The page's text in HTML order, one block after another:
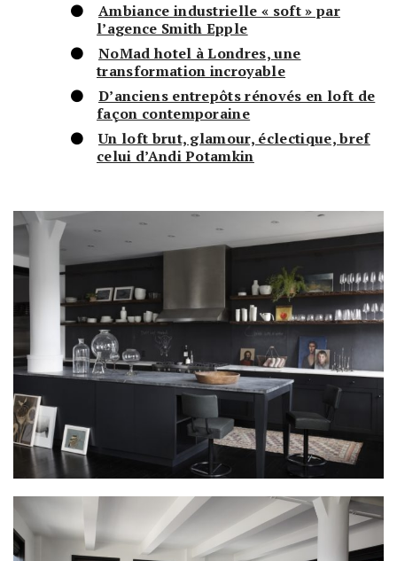
Ambiance industrielle « soft » par
l’agence Smith Epple
NoMad hotel à Londres, une
transformation incroyable
D’anciens entrepôts rénovés en loft de
façon contemporaine
Un loft brut, glamour, éclectique, bref
celui d’Andi Potamkin